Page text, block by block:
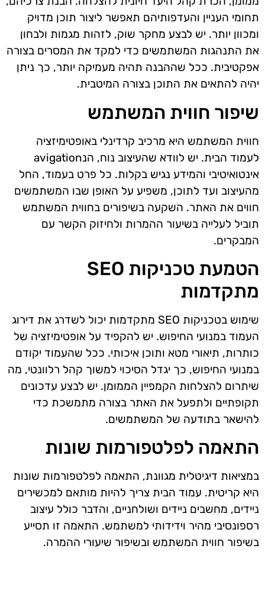
תחומי העניין והעדפותיהם תאפשר ליצור תוכן מדויק
ומכוון יותר. יש לבצע מחקר שוק, לזהות מגמות ולבחון
את התנהגות המשתמשים כדי למקד את המסרים בצורה
אפקטיבית. ככל שההבנה תהיה מעמיקה יותר, כך ניתן
יהיה להתאים את התוכן בצורה המיטבית.
שיפור חווית המשתמש
חווית המשתמש היא מרכיב קרדינלי באופטימיזציה
לעמוד הבית. יש לוודא שהעיצוב נוח, הנavigation
אינטואיטיבי והמידע נגיש בקלות. כל פרט בעמוד, החל
מהעיצוב ועד לתוכן, משפיע על האופן שבו המשתמשים
חווים את האתר. השקעה בשיפורים בחווית המשתמש
תוביל לעלייה בשיעור ההמרות ולחיזוק הקשר עם
המבקרים.
הטמעת טכניקות SEO
מתקדמות
שימוש בטכניקות SEO מתקדמות יכול לשדרג את דירוג
העמוד במנועי החיפוש. יש להקפיד על אופטימיזציה של
כותרות, תיאורי מטא ותוכן איכותי. ככל שהעמוד יקודם
במנועי החיפוש, כך יגדל הסיכוי למשוך קהל רלוונטי, מה
שיתרום להצלחות הקמפיין הממומן. יש לבצע עדכונים
תקופתיים ולתפעל את האתר בצורה מתמשכת כדי
להישאר בתודעה של המשתמשים.
התאמה לפלטפורמות שונות
במציאות דיגיטלית מגוונת, התאמה לפלטפורמות שונות
היא קריטית. עמוד הבית צריך להיות מותאם למכשירים
ניידים, מחשבים ניידים ושולחניים, והדבר כולל עיצוב
רספונסיבי מהיר וידידותי למשתמש. התאמה זו תסייע
בשיפור חווית המשתמש ובשיפור שיעורי ההמרה.